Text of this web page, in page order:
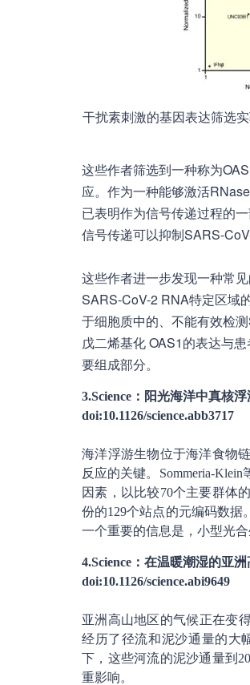
干扰素刺激的基因表达筛选实
这些作者筛选到一种称为
应。作为一种能够激活
已表明作为信号传递过程的
信号传递可以抑制SARS-
这些作者进一步发现一种常
SARS-CoV-2 RNA特定区域
于细胞质中的、不能有效检
戊二烯基化 OAS1的表达与
要组成部分。
3.Science：阳光海洋中真核
doi:10.1126/science.abb3717
海洋浮游生物位于海洋食物
反应的关键。Sommeria-
因素，以比较70个主要群体
份的129个站点的元编码数据
一个重要的信息是，小型光
4.Science：在温暖潮湿的亚
doi:10.1126/science.abi9649
亚洲高山地区的气候正在变
经历了径流和泥沙通量的大
下，这些河流的泥沙通量到
重影响。